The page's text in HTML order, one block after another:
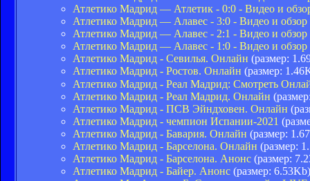
Атлетико Мадрид — Атлетик - 0:0 - Видео и
Атлетико Мадрид — Алавес - 3:0 - Видео и
Атлетико Мадрид — Алавес - 2:1 - Видео и
Атлетико Мадрид — Алавес - 1:0 - Видео и
Атлетико Мадрид - Севилья. Онлайн (размер:
Атлетико Мадрид - Ростов. Онлайн (размер:
Атлетико Мадрид - Реал Мадрид: Смотреть
Атлетико Мадрид - Реал Мадрид. Онлайн
Атлетико Мадрид - ПСВ Эйндховен. Онлайн
Атлетико Мадрид - чемпион Испании-2021
Атлетико Мадрид - Бавария. Онлайн (размер:
Атлетико Мадрид - Барселона. Онлайн (размер:
Атлетико Мадрид - Барселона. Анонс (размер:
Атлетико Мадрид - Байер. Анонс (размер: 6.53Kb)